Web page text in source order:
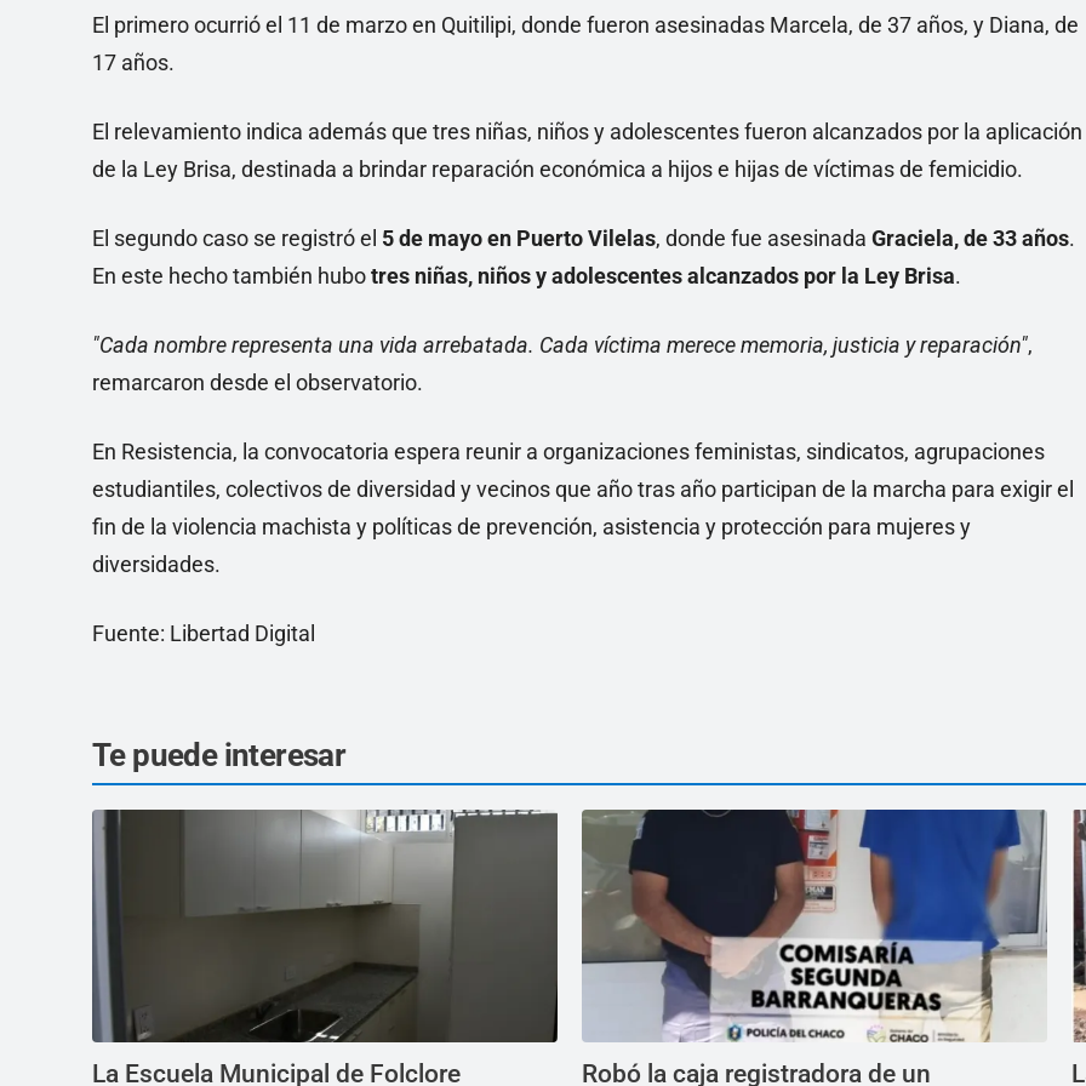
El primero ocurrió el 11 de marzo en Quitilipi, donde fueron asesinadas Marcela, de 37 años, y Diana, de
17 años.
El relevamiento indica además que tres niñas, niños y adolescentes fueron alcanzados por la aplicación
de la Ley Brisa, destinada a brindar reparación económica a hijos e hijas de víctimas de femicidio.
El segundo caso se registró el 5 de mayo en Puerto Vilelas, donde fue asesinada Graciela, de 33 años.
En este hecho también hubotres niñas, niños y adolescentes alcanzados por la Ley Brisa.
"Cada nombre representa una vida arrebatada. Cada víctima merece memoria, justicia y reparación",
remarcaron desde el observatorio.
En Resistencia, la convocatoria espera reunir a organizaciones feministas, sindicatos, agrupaciones
estudiantiles, colectivos de diversidad y vecinos que año tras año participan de la marcha para exigir el
fin de la violencia machista y políticas de prevención, asistencia y protección para mujeres y
diversidades.
Fuente: Libertad Digital
Te puede interesar
La Escuela Municipal de Folclore Robó la caja registradora de un